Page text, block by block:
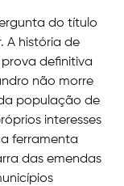
do título
A história de
definitiva
não morre
população de
interesses
ferramenta
das emendas